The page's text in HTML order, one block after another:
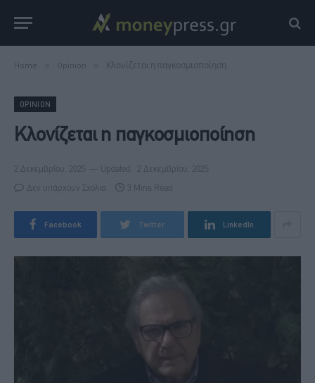
Home Opinion Κλονίζεται η παγκοσμιοποίηση
OPINION
Κλονίζεται η παγκοσμιοποίηση
2 Δεκεμβρίου, 2025 Updated: 2 Δεκεμβρίου, 2025
Δεν υπάρχουν Σχόλια 3 Mins Read
Facebook Twitter LinkedIn